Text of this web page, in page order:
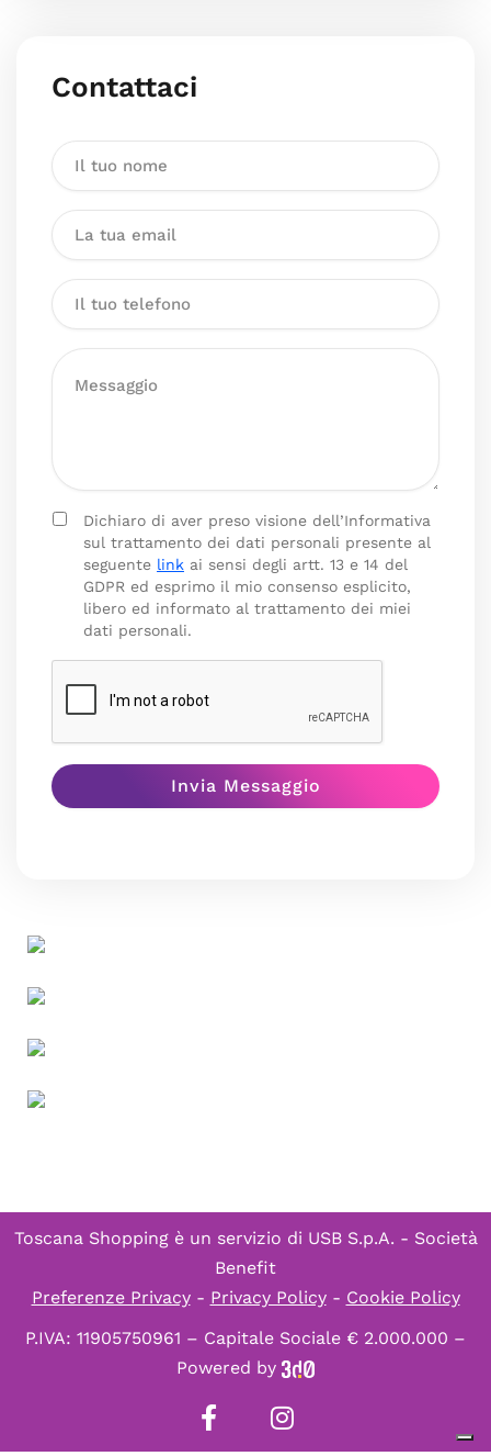
Contattaci
Dichiaro di aver preso visione dell’Informativa
sul trattamento dei dati personali presente al
seguente link ai sensi degli artt. 13 e 14 del
GDPR ed esprimo il mio consenso esplicito,
libero ed informato al trattamento dei miei
dati personali.
Toscana Shopping è un servizio di USB S.p.A. - Società
Benefit
Preferenze Privacy- Privacy Policy- Cookie Policy
P.IVA: 11905750961 – Capitale Sociale € 2.000.000 –
Powered by